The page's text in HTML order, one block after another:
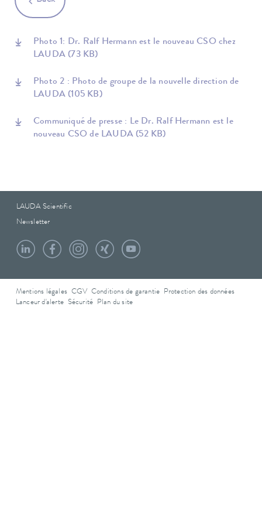
Photo 1: Dr. Ralf Hermann est le nouveau CSO chez
LAUDA (73 KB)
Photo 2 : Photo de groupe de la nouvelle direction de
LAUDA (105 KB)
Communiqué de presse : Le Dr. Ralf Hermann est le
nouveau CSO de LAUDA (52 KB)
LAUDA Scientific
Newsletter
Mentions légales CGV Conditions de garantie
Protection des données
Lanceur d'alerte Sécurité Plan du site